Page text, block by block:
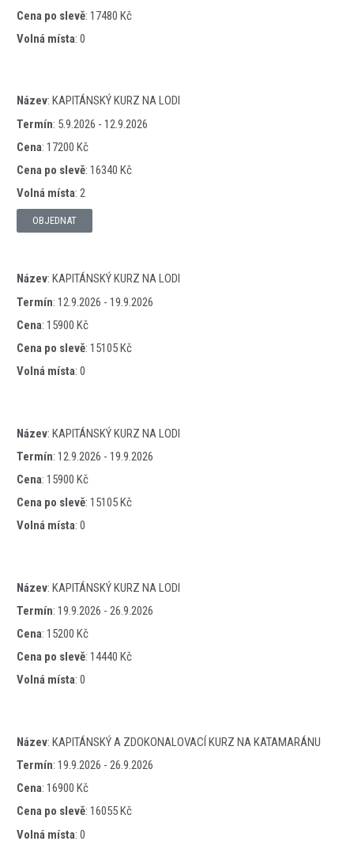
Cena po slevě: 17480 Kč
Volná místa: 0
Název: KAPITÁNSKÝ KURZ NA LODI
Termín: 5.9.2026 - 12.9.2026
Cena: 17200 Kč
Cena po slevě: 16340 Kč
Volná místa: 2
OBJEDNAT
Název: KAPITÁNSKÝ KURZ NA LODI
Termín: 12.9.2026 - 19.9.2026
Cena: 15900 Kč
Cena po slevě: 15105 Kč
Volná místa: 0
Název: KAPITÁNSKÝ KURZ NA LODI
Termín: 12.9.2026 - 19.9.2026
Cena: 15900 Kč
Cena po slevě: 15105 Kč
Volná místa: 0
Název: KAPITÁNSKÝ KURZ NA LODI
Termín: 19.9.2026 - 26.9.2026
Cena: 15200 Kč
Cena po slevě: 14440 Kč
Volná místa: 0
Název: KAPITÁNSKÝ A ZDOKONALOVACÍ KURZ NA KATAMARÁNU
Termín: 19.9.2026 - 26.9.2026
Cena: 16900 Kč
Cena po slevě: 16055 Kč
Volná místa: 0